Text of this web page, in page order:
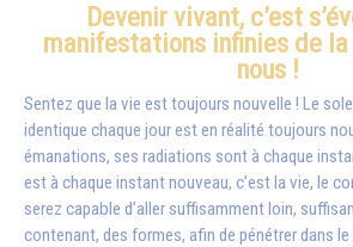
Devenir vivant, c’est
manifestations infinies de
nous !
Sentez que la vie est toujours nouvelle ! Le
identique chaque jour est en réalité toujours
émanations, ses radiations sont à chaque
est à chaque instant nouveau, c’est la vie, le
serez capable d’aller suffisamment loin,
contenant, des formes, afin de pénétrer dans